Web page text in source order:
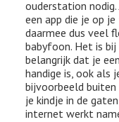
ouderstation nodig.
een app die je op
daarmee dus veel
babyfoon. Het is
belangrijk dat je
handige is, ook als
bijvoorbeeld buiten
je kindje in de
internet werkt